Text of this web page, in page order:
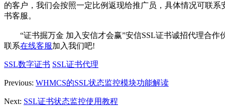
的客户，我们会按照一定比例返现给推广员，具体情况可联系
书客服。
“证书掘万金 加入安信才会赢”安信SSL证书诚招代理合作
联系在线客服加入我们吧!
SSL数字证书 SSL证书代理
Previous: WHMCS的SSL状态监控模块功能解读
Next: SSL证书状态监控使用教程